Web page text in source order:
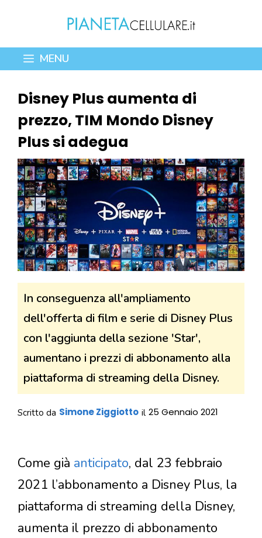
contenuto
MENU
Disney Plus aumenta di
prezzo, TIM Mondo Disney
Plus si adegua
In conseguenza all'ampliamento
dell'offerta di film e serie di Disney Plus
con l'aggiunta della sezione 'Star',
aumentano i prezzi di abbonamento alla
piattaforma di streaming della Disney.
Scritto da Simone Ziggiotto il 25 Gennaio 2021
Come già anticipato, dal 23 febbraio
2021 l’abbonamento a Disney Plus, la
piattaforma di streaming della Disney,
aumenta il prezzo di abbonamento